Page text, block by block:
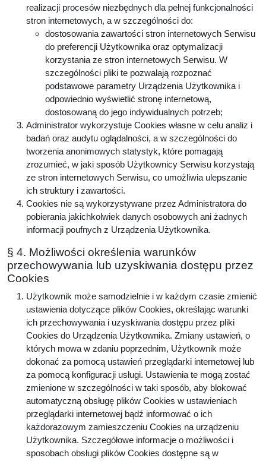
realizacji procesów niezbędnych dla pełnej funkcjonalności
stron internetowych, a w szczególności do:
dostosowania zawartości stron internetowych Serwisu
do preferencji Użytkownika oraz optymalizacji
korzystania ze stron internetowych Serwisu. W
szczególności pliki te pozwalają rozpoznać
podstawowe parametry Urządzenia Użytkownika i
odpowiednio wyświetlić stronę internetową,
dostosowaną do jego indywidualnych potrzeb;
Administrator wykorzystuje Cookies własne w celu analiz i
badań oraz audytu oglądalności, a w szczególności do
tworzenia anonimowych statystyk, które pomagają
zrozumieć, w jaki sposób Użytkownicy Serwisu korzystają
ze stron internetowych Serwisu, co umożliwia ulepszanie
ich struktury i zawartości.
Cookies nie są wykorzystywane przez Administratora do
pobierania jakichkolwiek danych osobowych ani żadnych
informacji poufnych z Urządzenia Użytkownika.
§ 4. Możliwości określenia warunków
przechowywania lub uzyskiwania dostępu przez
Cookies
Użytkownik może samodzielnie i w każdym czasie zmienić
ustawienia dotyczące plików Cookies, określając warunki
ich przechowywania i uzyskiwania dostępu przez pliki
Cookies do Urządzenia Użytkownika. Zmiany ustawień, o
których mowa w zdaniu poprzednim, Użytkownik może
dokonać za pomocą ustawień przeglądarki internetowej lub
za pomocą konfiguracji usługi. Ustawienia te mogą zostać
zmienione w szczególności w taki sposób, aby blokować
automatyczną obsługę plików Cookies w ustawieniach
przeglądarki internetowej bądź informować o ich
każdorazowym zamieszczeniu Cookies na urządzeniu
Użytkownika. Szczegółowe informacje o możliwości i
sposobach obsługi plików Cookies dostępne są w